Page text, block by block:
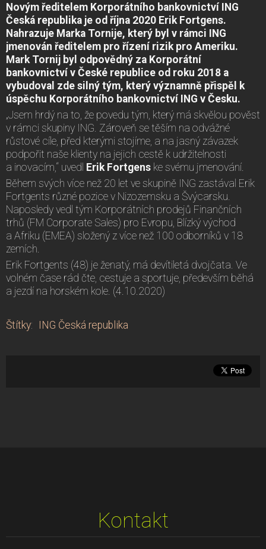
Novým ředitelem Korporátního bankovnictví ING
Česká republika je od října 2020 Erik Fortgens.
Nahrazuje Marka Tornije, který byl v rámci ING
jmenován ředitelem pro řízení rizik pro Ameriku.
Mark Tornij byl odpovědný za Korporátní
bankovnictví v České republice od roku 2018 a
vybudoval zde silný tým, který významně přispěl k
úspěchu Korporátního bankovnictví ING v Česku.
„Jsem hrdý na to, že povedu tým, který má skvělou pověst
v rámci skupiny ING. Zároveň se těším na odvážné
růstové cíle, před kterými stojíme, a na jasný závazek
podpořit naše klienty na jejich cestě k udržitelnosti
a inovacím,“ uvedl Erik Fortgens ke svému jmenování.
Během svých více než 20 let ve skupině ING zastával Erik
Fortgents různé pozice v Nizozemsku a Švýcarsku.
Naposledy vedl tým Korporátních prodejů Finančních
trhů (FM Corporate Sales) pro Evropu, Blízký východ
a Afriku (EMEA) složený z více než 100 odborníků v 18
zemích.
Erik Fortgents (48) je ženatý, má devítiletá dvojčata. Ve
volném čase rád čte, cestuje a sportuje, především běhá
a jezdí na horském kole. (4.10.2020)
Štítky: ING Česká republika
Kontakt